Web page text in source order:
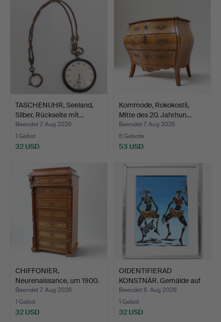
TASCHENUHR, Seeland,
Silber, Rückseite mit…
Beendet 7. Aug 2026
1 Gebot
32 USD
Kommode, Rokokostil,
Mitte des 20. Jahrhun…
Beendet 7. Aug 2026
6 Gebote
53 USD
CHIFFONIER,
Neurenaissance, um 1900.
Beendet 7. Aug 2026
1 Gebot
32 USD
OIDENTIFIERAD
KONSTNÄR. Gemälde auf
Holzpl…
Beendet 6. Aug 2026
1 Gebot
32 USD